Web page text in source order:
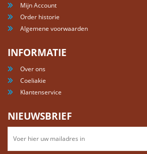
Mijn Account
Order historie
Algemene voorwaarden
INFORMATIE
Over ons
Coeliakie
Klantenservice
NIEUWSBRIEF